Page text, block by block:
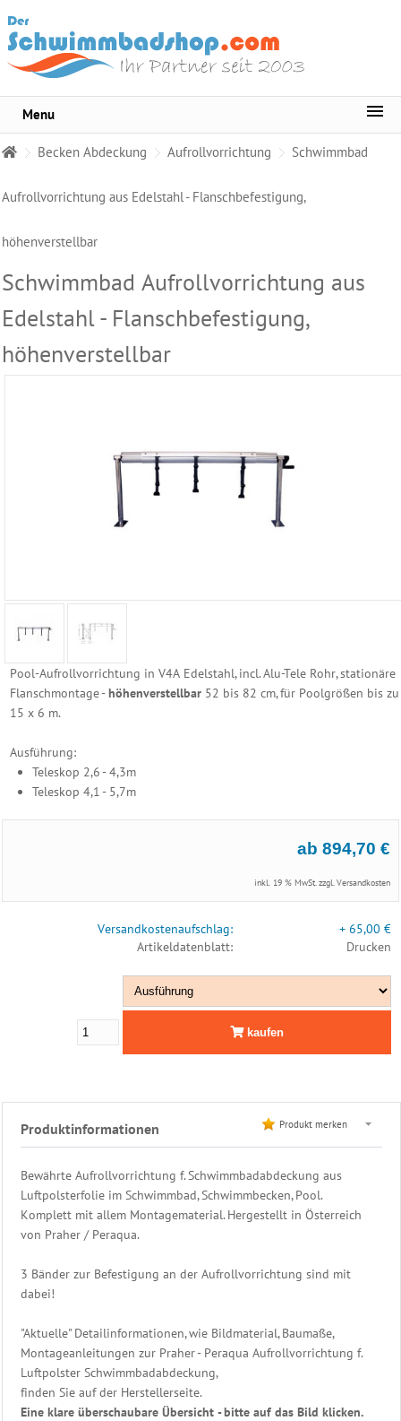
Becken Abdeckung Aufrollvorrichtung Schwimmbad
Aufrollvorrichtung aus Edelstahl - Flanschbefestigung,
höhenverstellbar
Schwimmbad Aufrollvorrichtung aus
Edelstahl - Flanschbefestigung,
höhenverstellbar
Pool-Aufrollvorrichtung in V4A Edelstahl, incl. Alu-Tele Rohr, stationäre
Flanschmontage -höhenverstellbar 52 bis 82 cm, für Poolgrößen bis zu
15 x 6 m.
Ausführung:
Teleskop 2,6 - 4,3m
Teleskop 4,1 - 5,7m
ab 894,70 €
inkl. 19 % MwSt. zzgl.Versandkosten
Versandkostenaufschlag:
+ 65,00 €
Artikeldatenblatt:
Drucken
kaufen
Produktinformationen Produkt merken
Bewährte Aufrollvorrichtung f. Schwimmbadabdeckung aus
Luftpolsterfolie im Schwimmbad, Schwimmbecken, Pool.
Komplett mit allem Montagematerial. Hergestellt in Österreich
von Praher / Peraqua.
3 Bänder zur Befestigung an der Aufrollvorrichtung sind mit
dabei!
"Aktuelle" Detailinformationen, wie Bildmaterial, Baumaße,
Montageanleitungen zur Praher - Peraqua Aufrollvorrichtung f.
Luftpolster Schwimmbadabdeckung,
finden Sie auf der Herstellerseite.
Eine klare überschaubare Übersicht - bitte auf das Bild klicken.
Sortiment
Pflege
Wasser
Reinigungsmittel
Randsteine
Becken
Einbauteile
Abdeckung
Luftpolster
Winterabdeckung
PVC
Rohrmontagen
Schwimmbad
Steuerung
Heizung
Beckenwasser
Gegenstromanlage
Eisdruckpolster
Ersatzteile
Schwimmbadtechnik
Bäderliege
Menu